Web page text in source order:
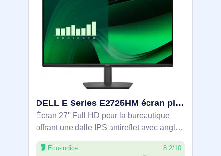
DELL E Series E2725HM écran plat de PC 68,6 cm (27") 1920 x 1080 pixels Full HD LCD Noir - DELL-E2725HM
Écran 27'' Full HD pour la bureautique
offrant une dalle IPS antireflet avec angles
de 178° et taux de rafraîchissement 100
Hz pour un défilement fluide. ComfortView
Éco-indice 8.2/10